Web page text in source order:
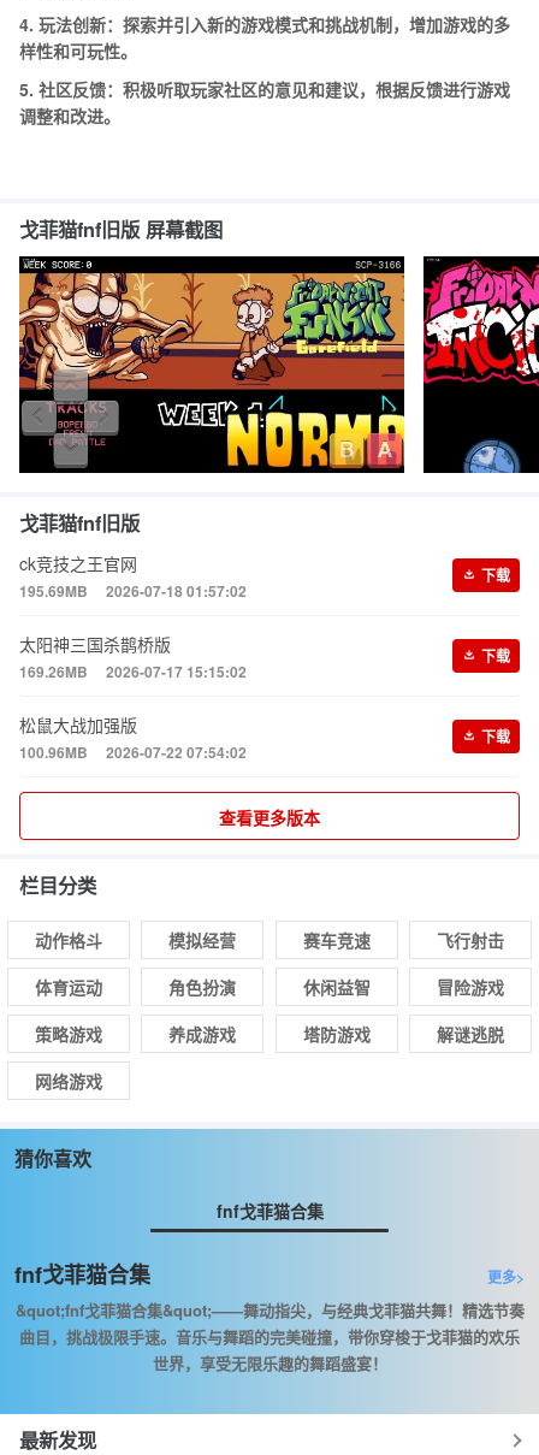
4. 玩法创新：探索并引入新的游戏模式和挑战机制，增加游戏的多
样性和可玩性。
5. 社区反馈：积极听取玩家社区的意见和建议，根据反馈进行游戏
调整和改进。
戈菲猫fnf旧版 屏幕截图
戈菲猫fnf旧版
ck竞技之王官网
195.69MB 2026-07-18 01:57:02
下载
太阳神三国杀鹊桥版
169.26MB 2026-07-17 15:15:02
下载
松鼠大战加强版
100.96MB 2026-07-22 07:54:02
下载
查看更多版本
栏目分类
动作格斗 模拟经营 赛车竞速
飞行射击
体育运动
角色扮演 休闲益智
冒险游戏
策略游戏
养成游戏 塔防游戏
解谜逃脱
网络游戏
猜你喜欢
fnf戈菲猫合集
fnf戈菲猫合集 更多>
&quot;fnf戈菲猫合集&quot;——舞动指尖，与经典戈菲猫共舞！精选节奏
曲目，挑战极限手速。音乐与舞蹈的完美碰撞，带你穿梭于戈菲猫的欢乐
世界，享受无限乐趣的舞蹈盛宴！
最新发现